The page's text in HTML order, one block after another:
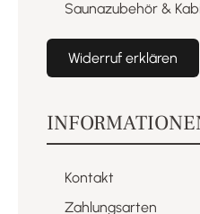
Saunazubehör &
Widerruf erklären
Kontakt
Zahlungsarten